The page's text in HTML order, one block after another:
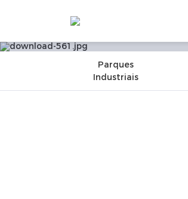
Parques
Industriais